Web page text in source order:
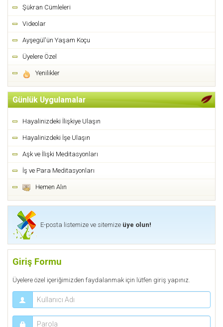
Şükran Cümleleri
Videolar
Ayşegül'ün Yaşam Koçu
Üyelere Özel
Yenilikler
Günlük Uygulamalar
Hayalinizdeki İlişkiye Ulaşın
Hayalinizdeki İşe Ulaşın
Aşk ve İlişki Meditasyonları
İş ve Para Meditasyonları
Hemen Alın
E-posta listemize ve sitemize üye olun!
Giriş Formu
Üyelere özel içeriğimizden faydalanmak için lütfen giriş yapınız.